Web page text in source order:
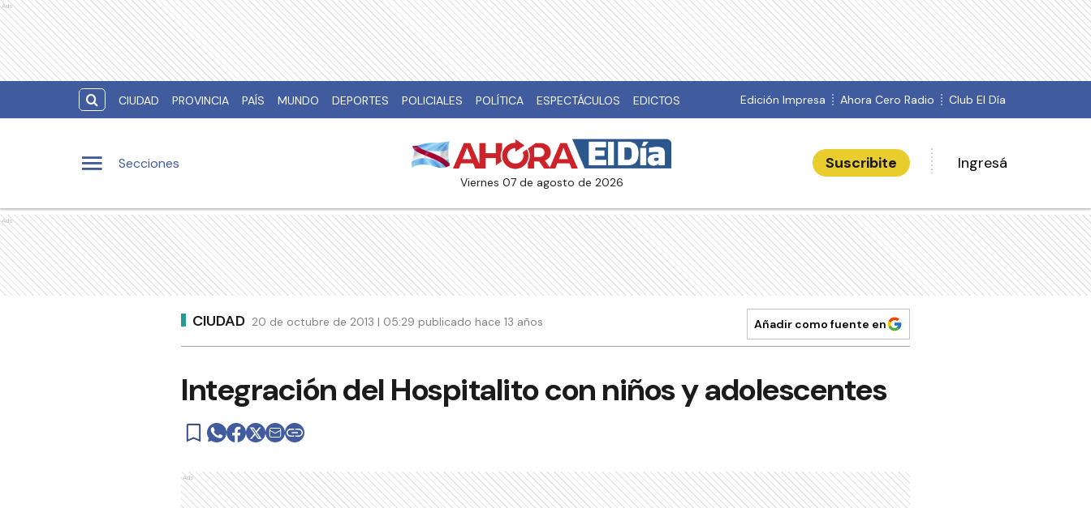
Ads
CIUDAD PROVINCIA PAÍS MUNDO DEPORTES POLICIALES POLÍTICA ESPECTÁCULOS EDICTOS Edición Impresa Ahora Cero Radio Club El Día
Secciones
viernes 07 de agosto de 2026
Suscribite Ingresá
Ads
CIUDAD 20 de octubre de 2013 | 05:29 publicado hace 13 años Añadir como fuente en
Integración del Hospitalito con niños y adolescentes
Ads